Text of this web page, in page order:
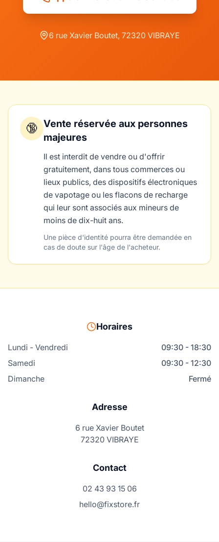
6 rue Xavier Boutet, 72320 VIBRAYE
🔞 Vente réservée aux personnes
majeures
Il est interdit de vendre ou d'offrir
gratuitement, dans tous commerces ou
lieux publics, des dispositifs électroniques
de vapotage ou les flacons de recharge
qui leur sont associés aux mineurs de
moins de dix-huit ans.
Une pièce d'identité pourra être demandée en
cas de doute sur l'âge de l'acheteur.
Horaires
Lundi - Vendredi
09:30 - 18:30
Samedi
09:30 - 12:30
Dimanche
Fermé
Adresse
6 rue Xavier Boutet
72320 VIBRAYE
Contact
02 43 93 15 06
hello@fixstore.fr